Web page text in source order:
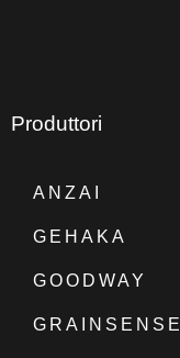
Produttori
ANZAI
GEHAKA
GOODWAY
GRAINSENSE